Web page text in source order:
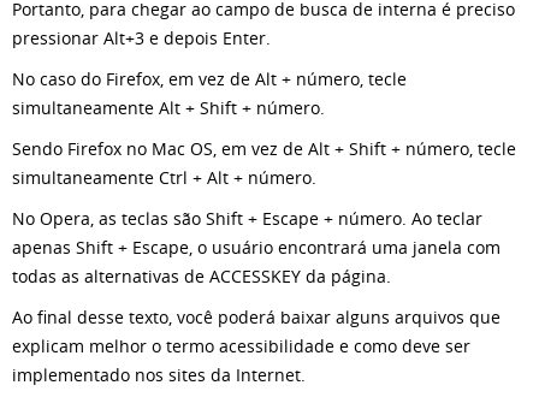
Portanto, para chegar ao campo de busca de interna é preciso
pressionar Alt+3 e depois Enter.
No caso do Firefox, em vez de Alt + número, tecle
simultaneamente Alt + Shift + número.
Sendo Firefox no Mac OS, em vez de Alt + Shift + número, tecle
simultaneamente Ctrl + Alt + número.
No Opera, as teclas são Shift + Escape + número. Ao teclar
apenas Shift + Escape, o usuário encontrará uma janela com
todas as alternativas de ACCESSKEY da página.
Ao final desse texto, você poderá baixar alguns arquivos que
explicam melhor o termo acessibilidade e como deve ser
implementado nos sites da Internet.